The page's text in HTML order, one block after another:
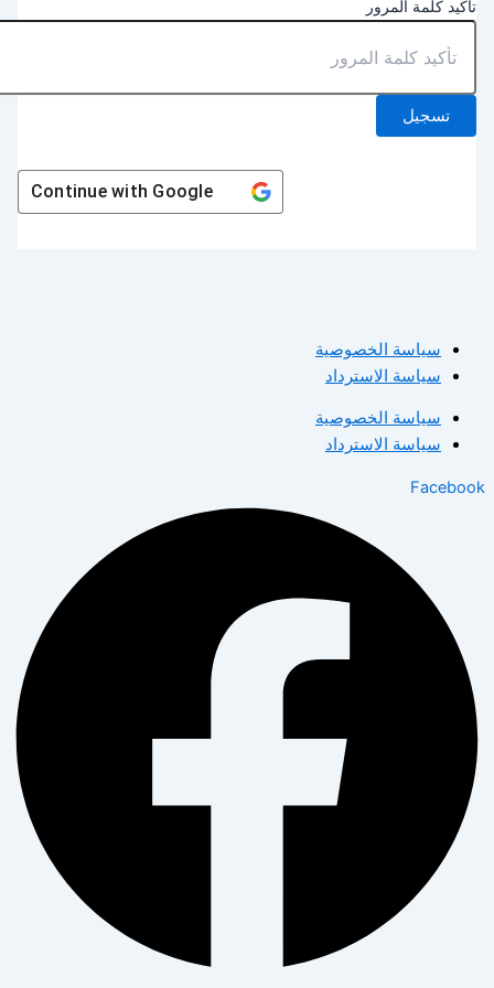
كلمة المرور
تسجيل
Continue withGoogle
سياسة الخصوصية
سياسة الاسترداد
سياسة الخصوصية
سياسة الاسترداد